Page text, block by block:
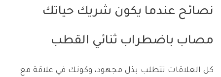
نصائح عندما يكون شريك حياتك
مصاب باضطراب ثنائي القطب
كل العلاقات تتطلب بذل مجهود، وكونك في علاقة مع